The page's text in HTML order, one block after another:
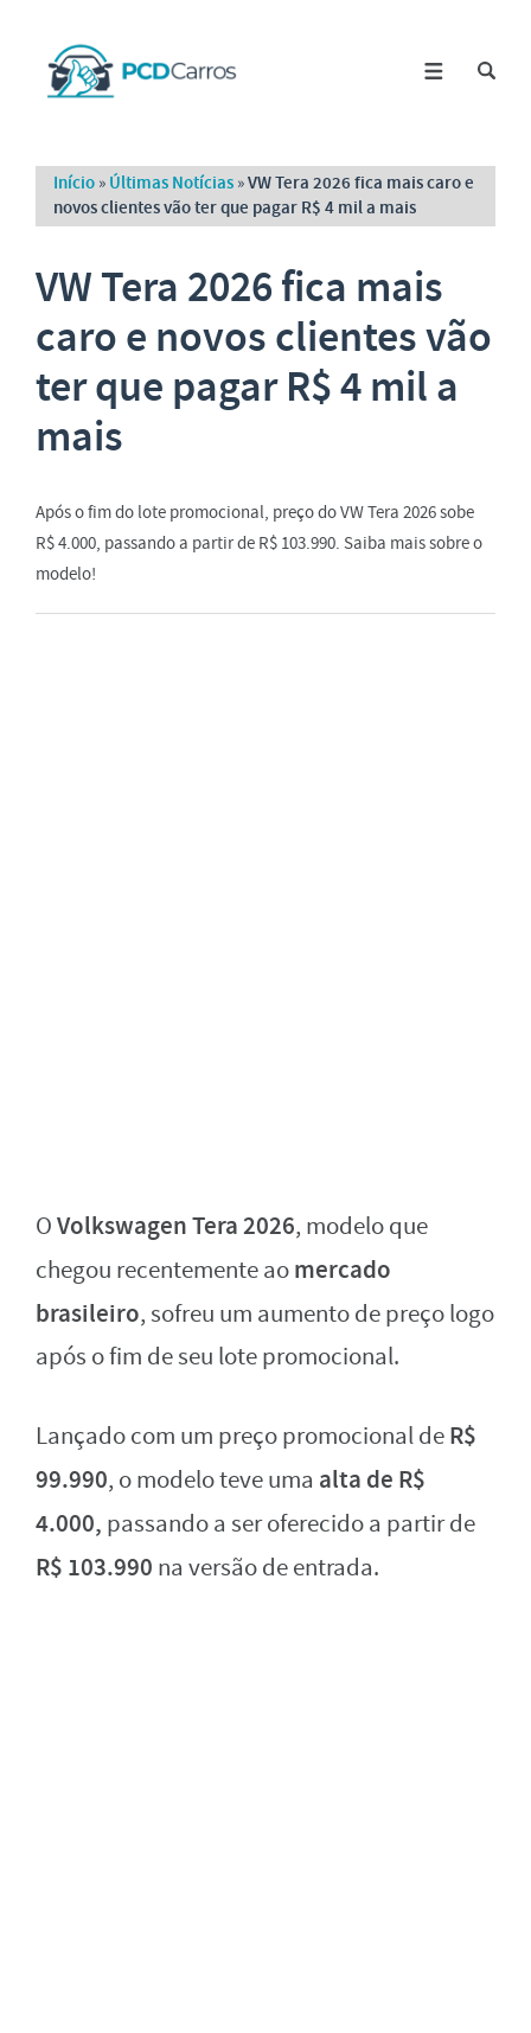
Início » Últimas Notícias »VW Tera 2026 fica mais caro e
novos clientes vão ter que pagar R$ 4 mil a mais
VW Tera 2026 fica mais
caro e novos clientes vão
ter que pagar R$ 4 mil a
mais
Após o fim do lote promocional, preço do VW Tera 2026 sobe
R$ 4.000, passando a partir de R$ 103.990. Saiba mais sobre o
modelo!
OVolkswagen Tera 2026, modelo que
chegou recentemente aomercado
brasileiro, sofreu um aumento de preço logo
após o fim de seu lote promocional.
Lançado com um preço promocional deR$
99.990, o modelo teve uma alta de R$
4.000, passando a ser oferecido a partir de
R$ 103.990 na versão de entrada.